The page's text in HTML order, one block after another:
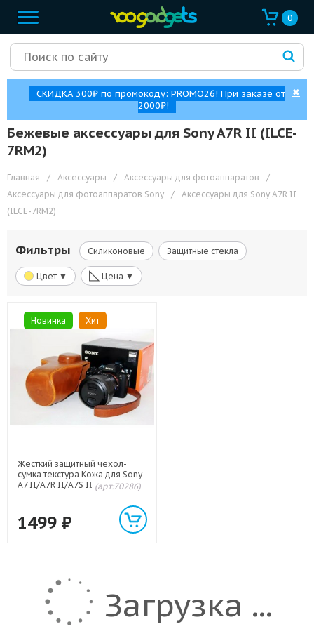
0
СКИДКА 300₽ по промокоду: PROMO26! При заказе от
2000₽!
✖
Бежевые аксессуары для Sony A7R II (ILCE-
7RM2)
Главная / Аксессуары / Аксессуары для фотоаппаратов
/
Аксессуары для фотоаппаратов Sony
/
Аксессуары для Sony A7R II
(ILCE-7RM2)
Фильтры Силиконовые Защитные стекла
Цвет ▼ ◺ Цена ▼
Новинка Хит
Жесткий защитный чехол-
сумка текстура Кожа для Sony
A7 II/A7R II/A7S II Бежевый
(арт:70286)
1499 ₽
Загрузка ...